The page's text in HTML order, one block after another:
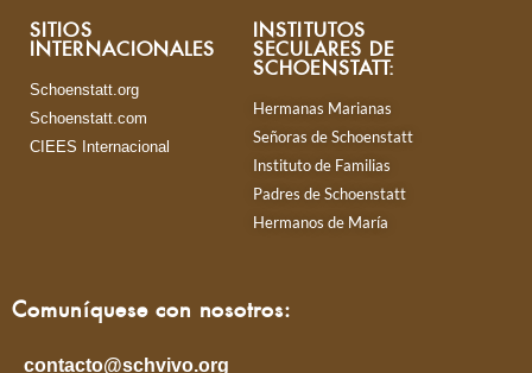
SITIOS
INTERNACIONALES
Schoenstatt.org
Schoenstatt.com
CIEES Internacional
INSTITUTOS
SECULARES DE
SCHOENSTATT:
Hermanas Marianas
Señoras de Schoenstatt
Instituto de Familias
Padres de Schoenstatt
Hermanos de María
Comuníquese con nosotros:
contacto@schvivo.org